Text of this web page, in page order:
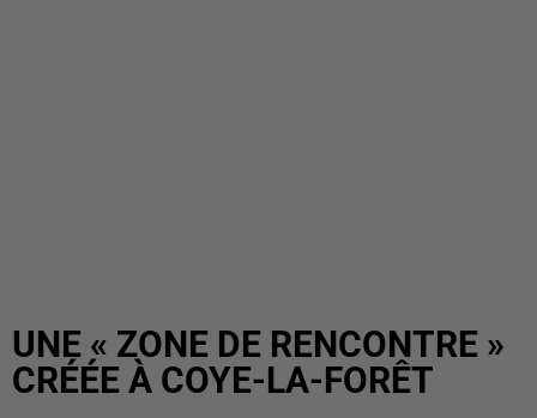
UNE « ZONE DE RENCONTRE »
CRÉÉE À COYE-LA-FORÊT